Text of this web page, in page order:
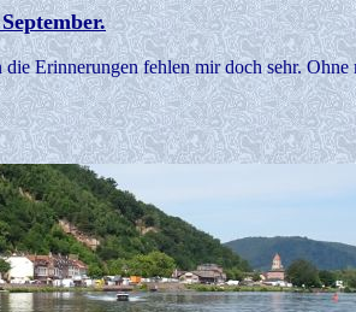
Erinnerungen fehlen mir doch sehr.